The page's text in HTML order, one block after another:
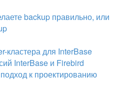
backup правильно, или
кластера для InterBase
InterBase и Firebird
к проектированию